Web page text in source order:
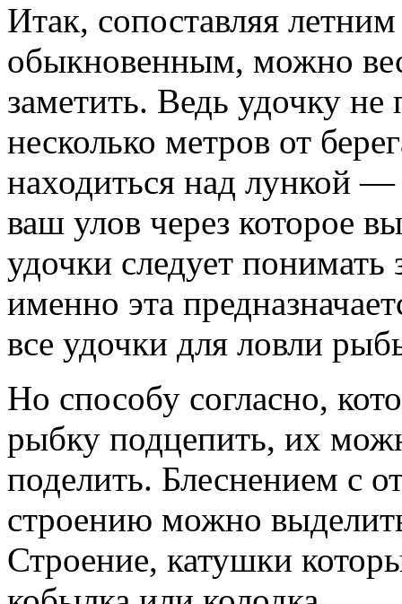
Итак, сопоставляя
обыкновенным, можно
заметить. Ведь удочку не
несколько метров от
находиться над лункой —
ваш улов через которое
удочки следует
именно эта
все удочки для ловли
Но способу согласно,
рыбку подцепить, их
поделить. Блеснением с
строению можно
Строение, катушки